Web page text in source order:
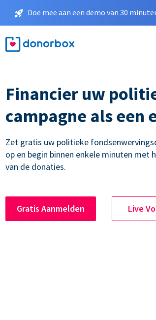
Doe mee aan een demo van 30
Financier uw
campagne als een
Zet gratis uw politieke
op en begin binnen enkele minuten met
van de donaties.
Gratis Aanmelden Live